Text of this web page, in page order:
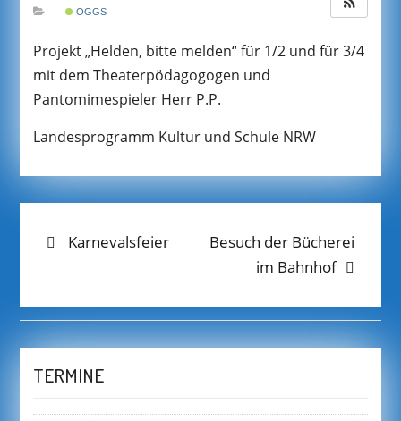
OGGS
Projekt „Helden, bitte melden“ für 1/2 und für 3/4
mit dem Theaterpödagogogen und
Pantomimespieler Herr P.P.
Landesprogramm Kultur und Schule NRW
BEITRAGS-
Previous
Karnevalsfeier
Next
Besuch der Bücherei
im Bahnhof
TERMINE